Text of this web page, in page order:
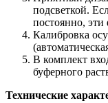
подсветкой.
постоянно,
Калибровка
В комплект
буферного
Технические